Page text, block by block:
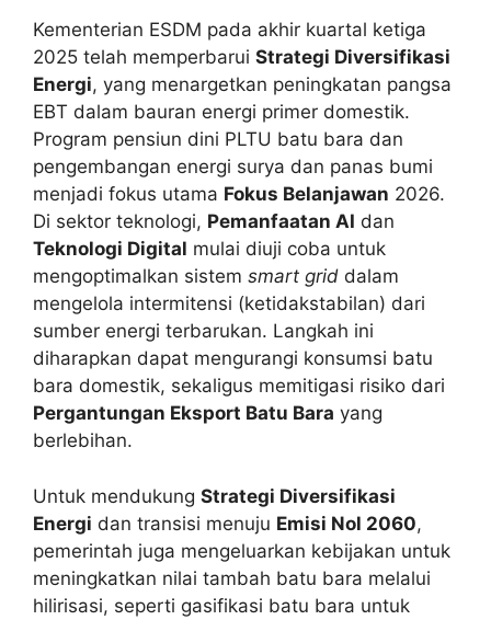
Kementerian ESDM pada akhir kuartal ketiga
2025 telah memperbarui Strategi Diversifikasi
Energi, yang menargetkan peningkatan pangsa
EBT dalam bauran energi primer domestik.
Program pensiun dini PLTU batu bara dan
pengembangan energi surya dan panas bumi
menjadi fokus utama Fokus Belanjawan 2026.
Di sektor teknologi, Pemanfaatan AI dan
Teknologi Digital mulai diuji coba untuk
mengoptimalkan sistem smart grid dalam
mengelola intermitensi (ketidakstabilan) dari
sumber energi terbarukan. Langkah ini
diharapkan dapat mengurangi konsumsi batu
bara domestik, sekaligus memitigasi risiko dari
Pergantungan Eksport Batu Bara yang
berlebihan.
Untuk mendukung Strategi Diversifikasi
Energi dan transisi menuju Emisi Nol 2060,
pemerintah juga mengeluarkan kebijakan untuk
meningkatkan nilai tambah batu bara melalui
hilirisasi, seperti gasifikasi batu bara untuk